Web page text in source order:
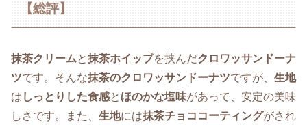
【総評】
抹茶クリームと抹茶ホイップを挟んだクロワッサンドーナ
ツです。そんな抹茶のクロワッサンドーナツですが、 生地
は しっとりした食感と ほのかな塩味があって、安定の美味
しさです。また、 生地には抹茶チョココーティングがされ